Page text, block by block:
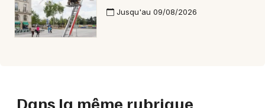
Jusqu'au 09/08/2026
Dans la même rubrique